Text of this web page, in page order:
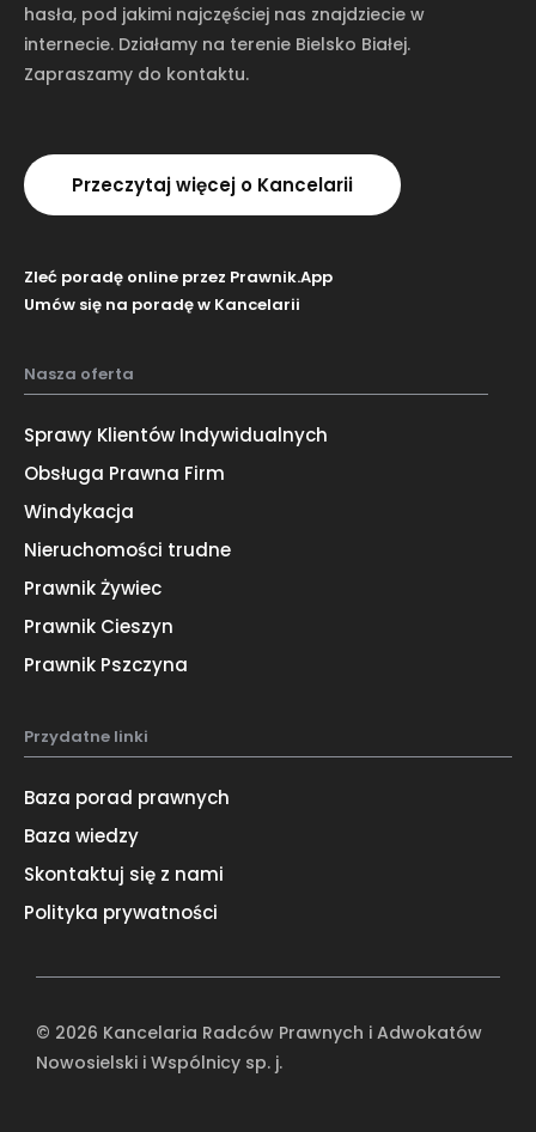
hasła, pod jakimi najczęściej nas znajdziecie w
internecie. Działamy na terenie Bielsko Białej.
Zapraszamy do kontaktu.
Przeczytaj więcej o Kancelarii
Zleć poradę online przez Prawnik.App
Umów się na poradę w Kancelarii
Nasza oferta
Sprawy Klientów Indywidualnych
Obsługa Prawna Firm
Windykacja
Nieruchomości trudne
Prawnik Żywiec
Prawnik Cieszyn
Prawnik Pszczyna
Przydatne linki
Baza porad prawnych
Baza wiedzy
Skontaktuj się z nami
Polityka prywatności
© 2026 Kancelaria Radców Prawnych i Adwokatów
Nowosielski i Wspólnicy sp. j.